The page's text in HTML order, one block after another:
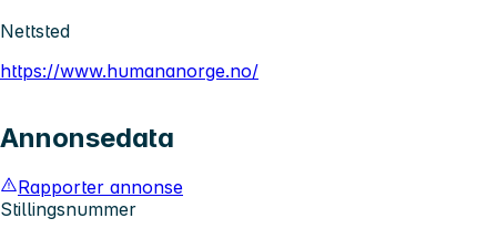
Nettsted
https://www.humananorge.no/
Annonsedata
Rapporter annonse
Stillingsnummer